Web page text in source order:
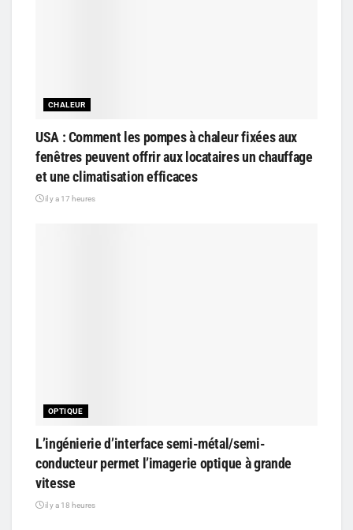
CHALEUR
USA : Comment les pompes à chaleur fixées aux
fenêtres peuvent offrir aux locataires un chauffage
et une climatisation efficaces
il y a 17 heures
OPTIQUE
L’ingénierie d’interface semi-métal/semi-
conducteur permet l’imagerie optique à grande
vitesse
il y a 18 heures